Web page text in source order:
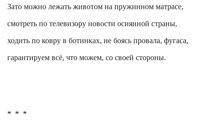
Зато можно лежать животом на пружинном матрасе,
смотреть по телевизору новости осиянной страны,
ходить по ковру в ботинках, не боясь провала, фугаса,
гарантируем всё, что можем, со своей стороны.
* * *